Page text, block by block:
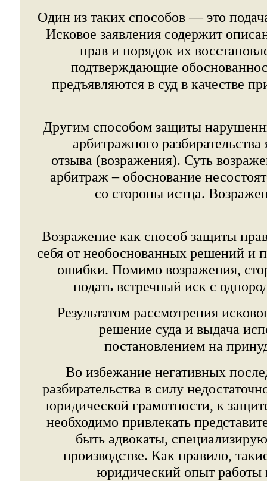
Один из таких способов — это
Исковое заявления содержит
прав и порядок их
подтверждающие
предъявляются в суд в качестве
Другим способом защиты
арбитражного разбирательства
отзыва (возражения). Суть
арбитраж – обоснование
со стороны истца.
Возражение как способ защиты
себя от необоснованных решений и
ошибки. Помимо возражения,
подать встречный иск с
Результатом рассмотрения
решение суда и выдача
постановлением на
Во избежание негативных
разбирательства в силу
юридической грамотности, к
необходимо привлекать
быть адвокаты,
производстве. Как правило,
юридический опыт работы